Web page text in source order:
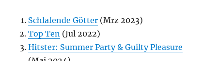
Schlafende Götter (Mrz 2023)
Top Ten (Jul 2022)
Hitster: Summer Party & Guilty Pleasure